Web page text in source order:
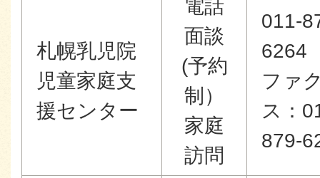
札幌乳児院
児童家庭支
援センター
電話
面談
(予約
制）
家庭
訪問
011-
6264
ファ
ス：
879-